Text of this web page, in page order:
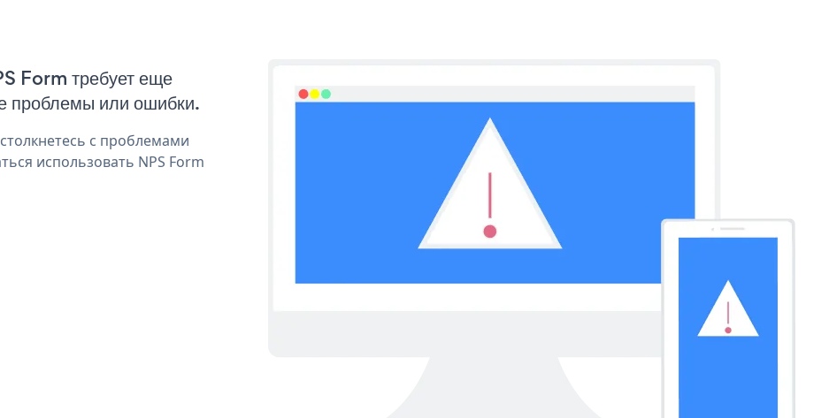
Form требует еще
проблемы или ошибки.
с проблемами
использовать NPS Form